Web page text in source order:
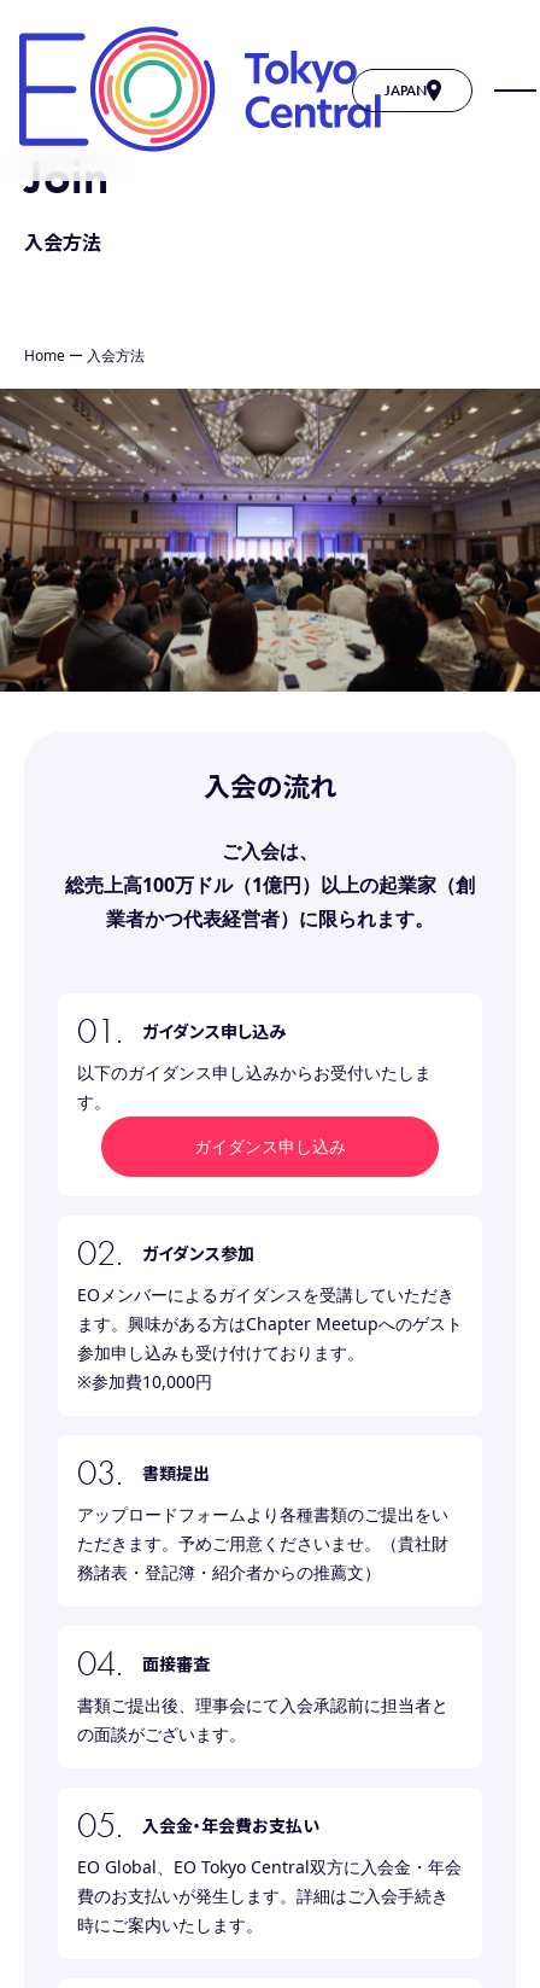
JAPAN
Join
入会方法
Home ー 入会方法
入会の流れ
ご入会は、
総売上高100万ドル（1億円）以上の起業家（創
業者かつ代表経営者）に限られます。
ガイダンス申し込み
以下のガイダンス申し込みからお受付いたしま
す。
ガイダンス申し込み
ガイダンス参加
EOメンバーによるガイダンスを受講していただき
ます。興味がある方はChapter Meetupへのゲスト
参加申し込みも受け付けております。
※参加費10,000円
書類提出
アップロードフォームより各種書類のご提出をい
ただきます。予めご用意くださいませ。（貴社財
務諸表・登記簿・紹介者からの推薦文）
面接審査
書類ご提出後、理事会にて入会承認前に担当者と
の面談がございます。
入会金・年会費お支払い
EO Global、EO Tokyo Central双方に入会金・年会
費のお支払いが発生します。詳細はご入会手続き
時にご案内いたします。